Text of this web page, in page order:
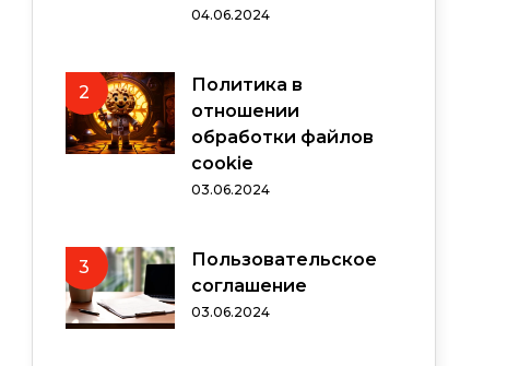
04.06.2024
2
Политика в
отношении
обработки файлов
cookie
03.06.2024
3
Пользовательское
соглашение
03.06.2024